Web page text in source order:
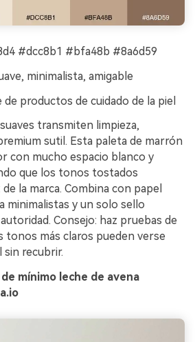
#dcc8b1 #bfa48b #8a6d59
minimalista, amigable
de productos de cuidado de la piel
transmiten limpieza,
sutil. Esta paleta de marrón
con mucho espacio blanco y
que los tonos tostados
la marca. Combina con papel
minimalistas y un solo sello
Consejo: haz pruebas de
tonos más claros pueden verse
sin recubrir.
mínimo leche de avena